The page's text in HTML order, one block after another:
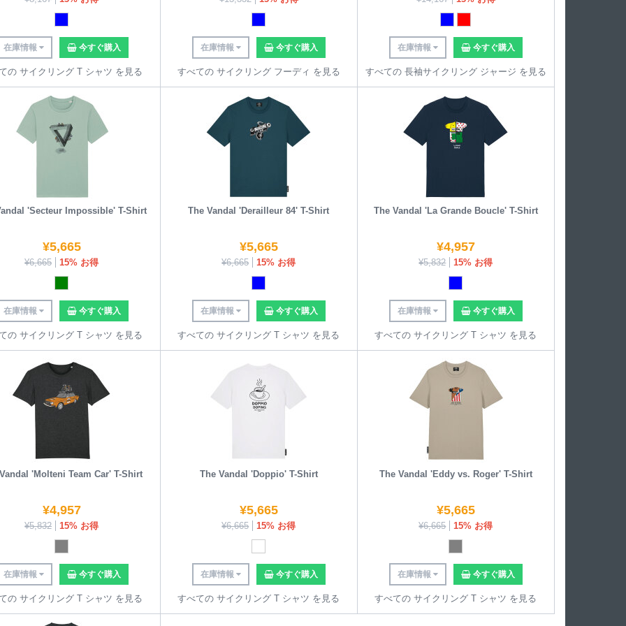
在庫情報 今すぐ購入
の サイクリング T シャツ を見る
在庫情報 今すぐ購入
すべての サイクリング フーディ を見る
在庫情報 今すぐ購入
すべての 長袖サイクリング ジャージ を見る
'Secteur Impossible' T-Shirt
¥5,665
¥6,665 15% お得
在庫情報 今すぐ購入
の サイクリング T シャツ を見る
The Vandal 'Derailleur 84' T-Shirt
¥5,665
¥6,665 15% お得
在庫情報 今すぐ購入
すべての サイクリング T シャツ を見る
The Vandal 'La Grande Boucle' T-Shirt
¥4,957
¥5,832 15% お得
在庫情報 今すぐ購入
すべての サイクリング T シャツ を見る
'Molteni Team Car' T-Shirt
¥4,957
¥5,832 15% お得
在庫情報 今すぐ購入
の サイクリング T シャツ を見る
The Vandal 'Doppio' T-Shirt
¥5,665
¥6,665 15% お得
在庫情報 今すぐ購入
すべての サイクリング T シャツ を見る
The Vandal 'Eddy vs. Roger' T-Shirt
¥5,665
¥6,665 15% お得
在庫情報 今すぐ購入
すべての サイクリング T シャツ を見る